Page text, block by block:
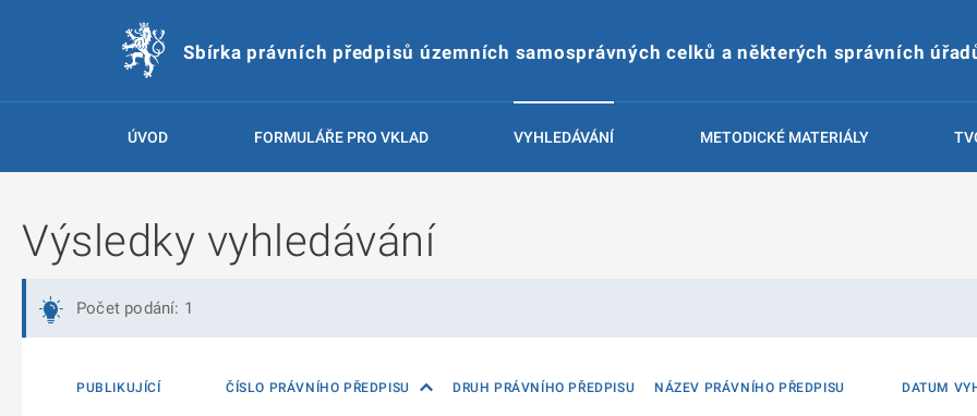
Sbírka právních předpisů územních samosprávných celků a některých správních
ÚVOD FORMULÁŘE PRO VKLAD VYHLEDÁVÁNÍ METODICKÉ MATERIÁLY
Výsledky vyhledávání
Počet podání: 1
PUBLIKUJÍCÍ ČÍSLO PRÁVNÍHO PŘEDPISU DRUH PRÁVNÍHO PŘEDPISU NÁZEV PRÁVNÍHO PŘEDPISU DATUM